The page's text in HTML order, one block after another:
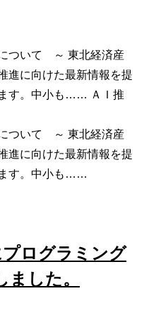
ついて ～ 東北経済産
進に向けた最新情報を提
す。中小も…… ＡＩ推
ついて ～ 東北経済産
進に向けた最新情報を提
す。中小も……
ログラミング
した。